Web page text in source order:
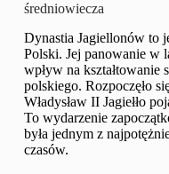
średniowiecza
Dynastia Jagiellonów to
Polski. Jej panowanie w
wpływ na kształtowanie
polskiego. Rozpoczęło
Władysław II Jagiełło
To wydarzenie
była jednym z
czasów.